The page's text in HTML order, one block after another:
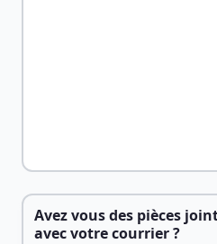
Avez vous des pièces
avec votre courrier ?